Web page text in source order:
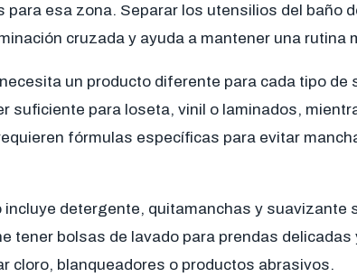
para esa zona. Separar los utensilios del baño
cruzada y ayuda a mantener una rutina
un producto diferente para cada tipo de
suficiente para loseta, vinil o laminados,
fórmulas específicas para evitar
incluye detergente, quitamanchas y suavizante
tener bolsas de lavado para prendas delicadas
cloro, blanqueadores o productos abrasivos.